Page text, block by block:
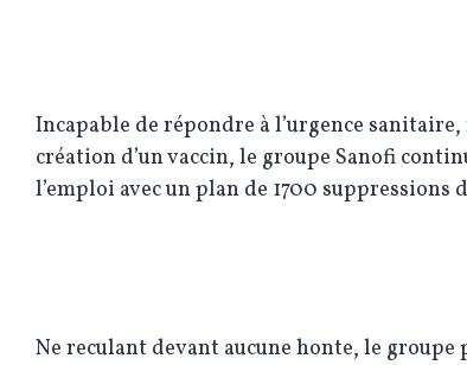
Incapable de répondre à l’urgence
création d’un vaccin, le groupe Sanofi
l’emploi avec un plan de 1700 suppressions
Ne reculant devant aucune honte, le groupe